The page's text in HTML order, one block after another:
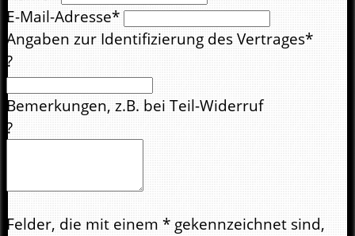
E-Mail-Adresse*
Angaben zur Identifizierung des Vertrages*
?
Bemerkungen, z.B. bei Teil-Widerruf
?
Felder, die mit einem * gekennzeichnet sind,